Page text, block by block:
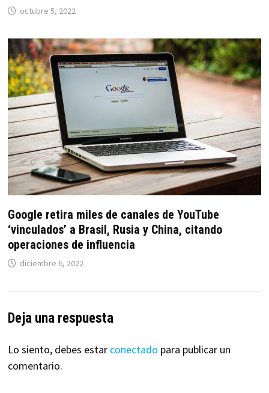
octubre 5, 2022
Google retira miles de canales de YouTube
‘vinculados’ a Brasil, Rusia y China, citando
operaciones de influencia
diciembre 6, 2022
Deja una respuesta
Lo siento, debes estar conectado para publicar un
comentario.